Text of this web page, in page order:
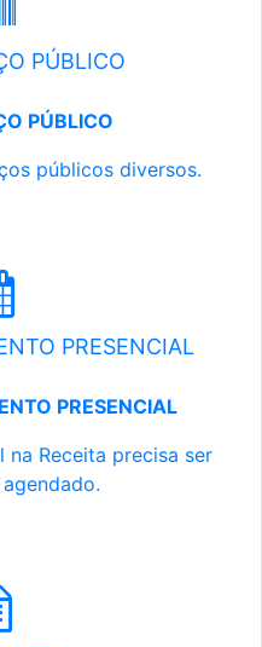
PÚBLICO
PÚBLICO
públicos diversos.
PRESENCIAL
PRESENCIAL
na Receita precisa ser